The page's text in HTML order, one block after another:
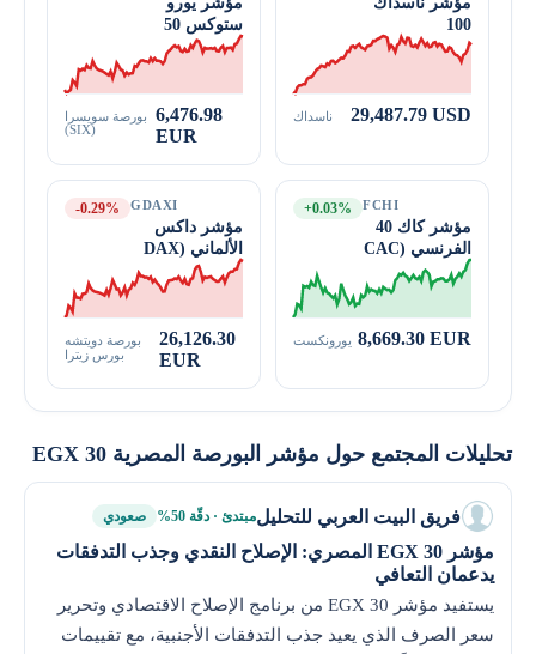
100
29,487.79 USD ناسداك
ستوكس 50
6,476.98
EUR
بورصة سويسرا
(SIX)
FCHI
مؤشر كاك 40
الفرنسي (CAC
40)
+0.03%
8,669.30 EUR يورونكست
GDAXI
مؤشر داكس
الألماني (DAX
40)
-0.29%
26,126.30
EUR
بورصة دويتشه
بورس زيترا
تحليلات المجتمع حول مؤشر البورصة المصرية EGX 30
فريق البيت العربي للتحليلمبتدئ · دقّة 50% صعودي
مؤشر EGX 30 المصري: الإصلاح النقدي وجذب التدفقات
يدعمان التعافي
يستفيد مؤشر EGX 30 من برنامج الإصلاح الاقتصادي وتحرير
سعر الصرف الذي يعيد جذب التدفقات الأجنبية، مع تقييمات